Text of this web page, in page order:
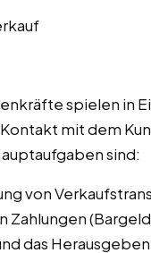
spielen in
mit dem
sind:
von
Zahlungen
das